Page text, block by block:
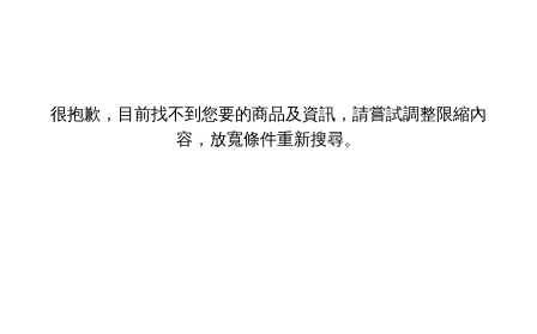
很抱歉，目前找不到您要的商品及資訊，請嘗試調整限縮內
容，放寬條件重新搜尋。